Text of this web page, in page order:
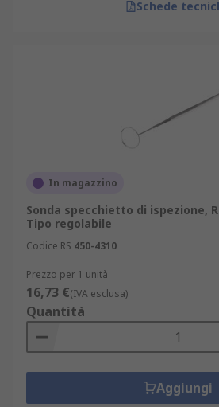
Schede
In magazzino
Sonda specchietto di ispezione,
Tipo regolabile
Codice RS 450-4310
Prezzo per 1 unità
16,73 €(IVA esclusa)
Quantità
Aggiungi